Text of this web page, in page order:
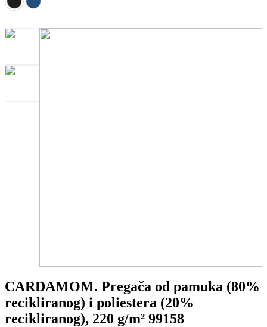
CARDAMOM. Pregača od pamuka (80%
recikliranog) i poliestera (20%
recikliranog), 220 g/m² 99158